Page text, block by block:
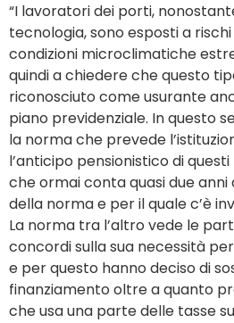
“I lavoratori dei porti,
tecnologia, sono esposti a
condizioni microclimatiche
quindi a chiedere che questo
riconosciuto come usurante
piano previdenziale. In questo
la norma che prevede
l’anticipo pensionistico di
che ormai conta quasi due
della norma e per il quale c’è
La norma tra l’altro vede le
concordi sulla sua necessità
e per questo hanno deciso di
finanziamento oltre a quanto
che usa una parte delle tasse